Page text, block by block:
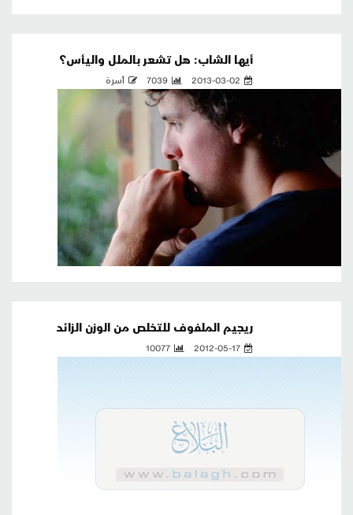
أيها الشاب: هل تشعر بالملل واليأس؟
2013-03-02
7039 أسرة
ريجيم الملفوف للتخلص من الوزن الزائد
2012-05-17
10077